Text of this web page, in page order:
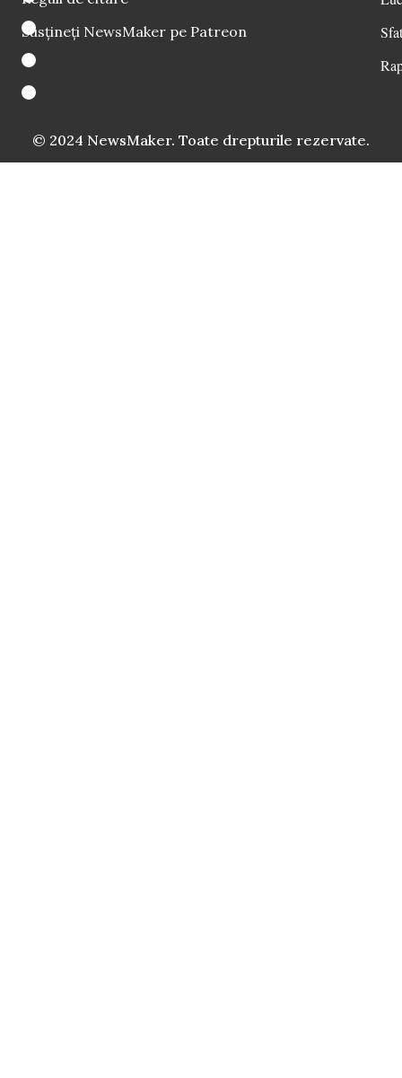
Susțineți NewsMaker pe Patreon
© 2024 NewsMaker. Toate drepturile rezervate.